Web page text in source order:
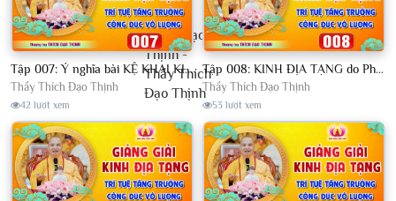
Tập 007: Ý nghĩa bài KỆ KHAI KINH - Là Phật tử nhất định phải nghe - Thầy Thích Đạo Thịnh
Thầy Thích Đạo Thịnh
42 lượt xem
Tập 008: KINH ĐỊA TẠNG do Phật thuyết hay Ma thuyết? - Ai cũng nên nghe - Thầy Thích Đạo Thịnh
Thầy Thích Đạo Thịnh
53 lượt xem